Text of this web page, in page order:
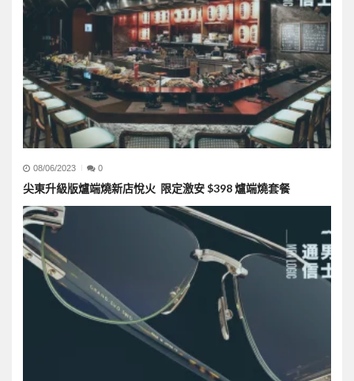
08/06/2023 0
尖東升級版爐端燒新店悅火 限定激安 $398 爐端燒套餐